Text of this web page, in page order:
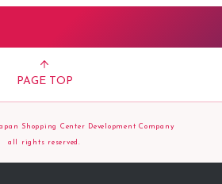
PAGE TOP
Shopping Center Development Company
all rights reserved.